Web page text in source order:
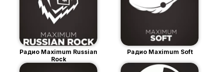
Радио Maximum Russian
Rock
Радио Maximum Soft